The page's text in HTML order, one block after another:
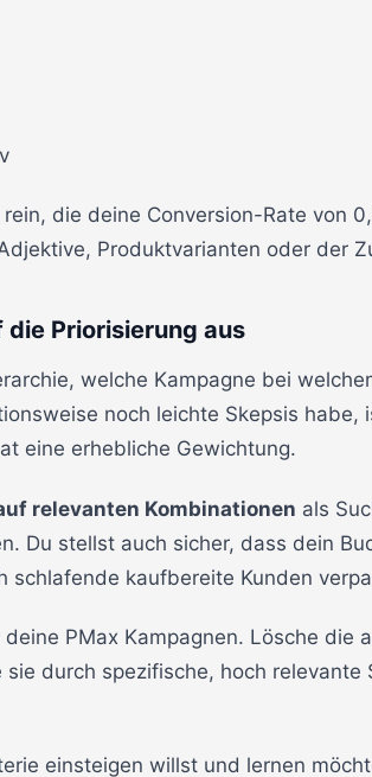
die deine Conversion-Rate von
Produktvarianten oder der
Priorisierung aus
welche Kampagne bei
noch leichte Skepsis habe,
eine erhebliche Gewichtung.
relevanten Kombinationen als
Du stellst auch sicher, dass dein
schlafende kaufbereite Kunden
PMax Kampagnen. Lösche die
sie durch spezifische, hoch
einsteigen willst und lernen